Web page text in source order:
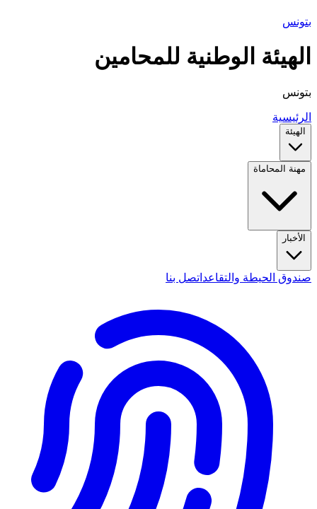
بتونس
الهيئة الوطنية للمحامين
بتونس
الرئيسية
الهيئة
مهنة المحاماة
الأخبار
صندوق الحيطة والتقاعد اتصل بنا